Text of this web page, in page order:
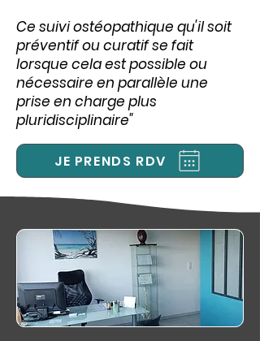
Ce suivi ostéopathique qu'il soit
préventif ou curatif se fait
lorsque cela est possible ou
nécessaire en parallèle une
prise en charge plus
pluridisciplinaire"
JE PRENDS RDV